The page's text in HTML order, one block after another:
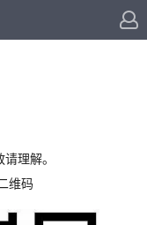
理解。
维码